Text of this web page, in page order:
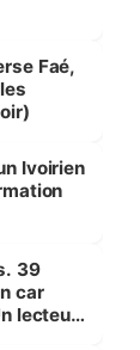
Faé,
Ivoirien
39
car
lecteur